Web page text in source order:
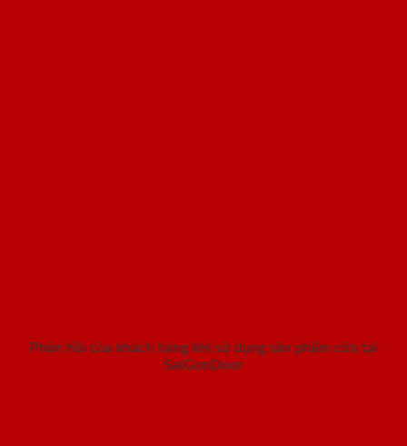
Phản hồi của khách hàng khi sử dụng sản phẩm cửa tại
SaiGonDoor